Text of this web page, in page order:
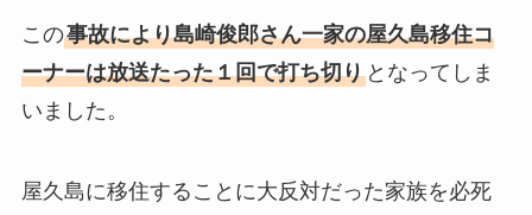
この事故により島崎俊郎さん一家の屋久島移住コ
ーナーは放送たった１回で打ち切りとなってしま
いました。
屋久島に移住することに大反対だった家族を必死